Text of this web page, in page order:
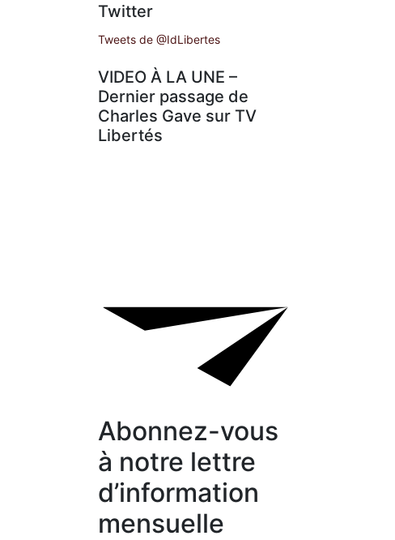
Twitter
Tweets de @IdLibertes
VIDEO À LA UNE –
Dernier passage de
Charles Gave sur TV
Libertés
Abonnez-vous
à notre lettre
d’information
mensuelle